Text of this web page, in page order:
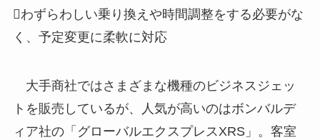
わずらわしい乗り換えや時間調整をする必要がな
く、予定変更に柔軟に対応
大手商社ではさまざまな機種のビジネスジェッ
トを販売しているが、人気が高いのはボンバルデ
ィア社の「グローバルエクスプレスXRS」。客室